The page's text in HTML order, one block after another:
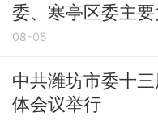
委、寒亭区委主
展监督谈话
08-05
中共潍坊市委十
体会议举行